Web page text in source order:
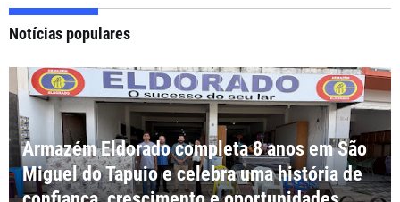
Notícias populares
Armazém Eldorado completa 8 anos em São
Miguel do Tapuio e celebra uma história de